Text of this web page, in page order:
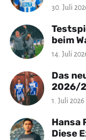
30. Juli
beim
14. Juli
Das
2026/
1. Juli 2026
Hansa
Diese